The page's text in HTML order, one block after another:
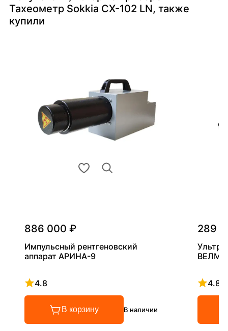
Тахеометр Sokkia CX-102 LN, также
купили
886 000 ₽
Импульсный рентгеновский
аппарат АРИНА-9
4.8
Рейтинг 4.8 из 5
В корзину В наличии
289
4.8